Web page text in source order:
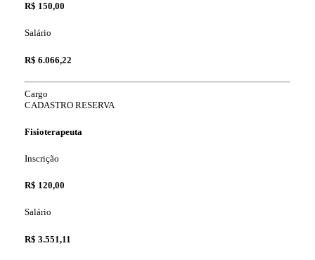
R$ 150,00
Salário
R$ 6.066,22
Cargo
CADASTRO RESERVA
Fisioterapeuta
Inscrição
R$ 120,00
Salário
R$ 3.551,11